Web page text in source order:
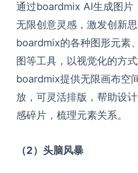
通过boardmix AI生成图片
无限创意灵感，激发创新
boardmix的各种图形元素
图等工具，以视觉化的方式
boardmix提供无限画布空
放，可灵活排版，帮助设
感碎片，梳理元素关系。
（2） 头脑风暴